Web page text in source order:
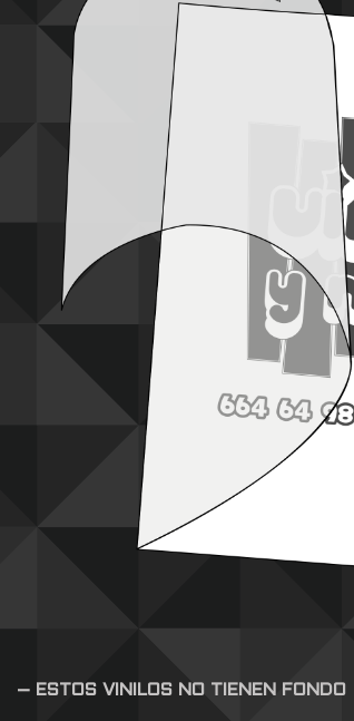
– ESTOS VINILOS NO TIENEN FONDO